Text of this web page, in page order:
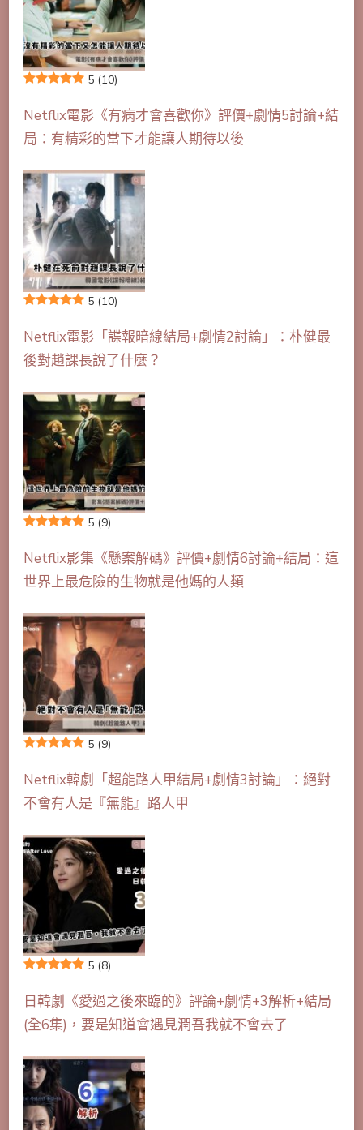
5 (10)
Netflix電影《有病才會喜歡你》評價+劇情5討論+結
局：有精彩的當下才能讓人期待以後
5 (10)
Netflix電影「諜報暗線結局+劇情2討論」：朴健最
後對趙課長說了什麼？
5 (9)
Netflix影集《懸案解碼》評價+劇情6討論+結局：這
世界上最危險的生物就是他媽的人類
5 (9)
Netflix韓劇「超能路人甲結局+劇情3討論」：絕對
不會有人是『無能』路人甲
5 (8)
日韓劇《愛過之後來臨的》評論+劇情+3解析+結局
(全6集)，要是知道會遇見潤吾我就不會去了